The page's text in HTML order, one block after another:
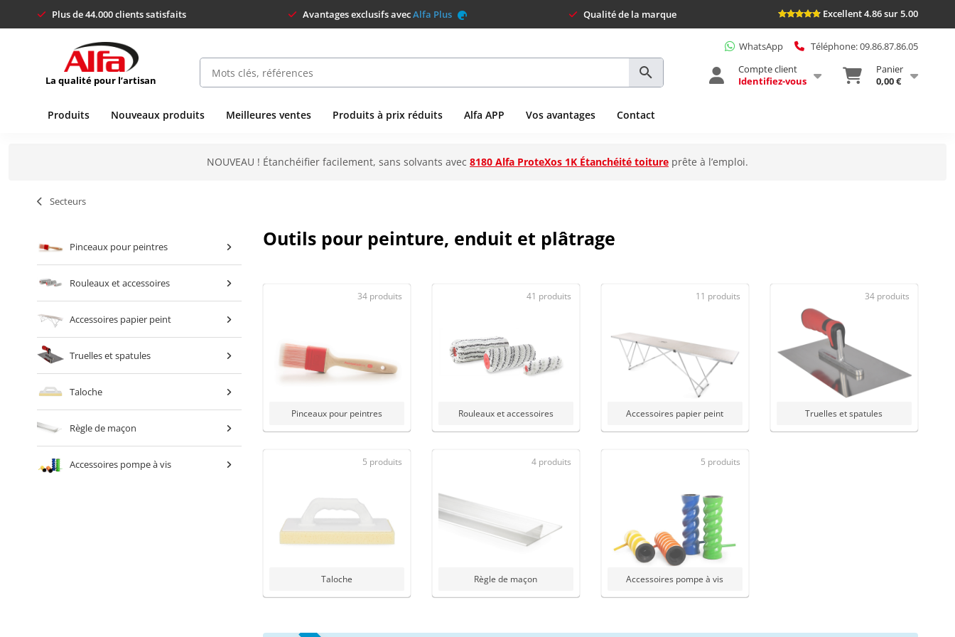
Plus de 44.000 clients satisfaits Avantages exclusifs avecAlfa Plus Qualité de la marque Excellent 4.86 sur 5.00
La qualité pour l’artisan
WhatsApp
Téléphone: 09.86.87.86.05
Compte client
Identifiez-vous
Panier
0,00 €
Produits Nouveaux produits Meilleures ventes Produits à prix réduits Alfa APP Vos avantages Contact
NOUVEAU ! Étanchéifier facilement, sans solvants avec 8180 Alfa ProteXos 1K Étanchéité toiture prête à l’emploi.
Secteurs
Pinceaux pour peintres
Rouleaux et accessoires
Accessoires papier peint
Truelles et spatules
Taloche
Règle de maçon
Accessoires pompe à vis
Outils pour peinture, enduit et plâtrage
Pinceaux pour peintres
34 produits
Rouleaux et accessoires
41 produits
Accessoires papier peint
11 produits
Truelles et spatules
34 produits
Taloche
5 produits
Règle de maçon
4 produits
Accessoires pompe à vis
5 produits